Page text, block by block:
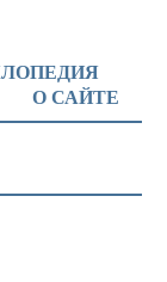
О САЙТЕ